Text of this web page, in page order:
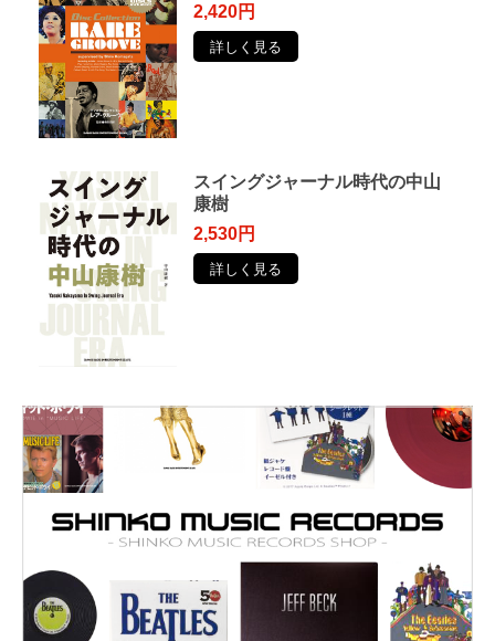
2,420円
詳しく見る
スイングジャーナル時代の中山
康樹
2,530円
詳しく見る